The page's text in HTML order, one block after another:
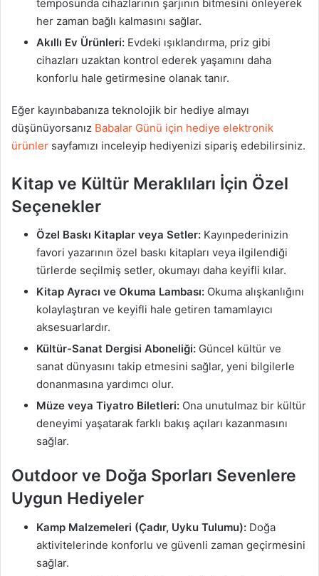
temposunda cihazlarının şarjının bitmesini önleyerek
her zaman bağlı kalmasını sağlar.
Akıllı Ev Ürünleri: Evdeki ışıklandırma, priz gibi
cihazları uzaktan kontrol ederek yaşamını daha
konforlu hale getirmesine olanak tanır.
Eğer kayınbabanıza teknolojik bir hediye almayı
düşünüyorsanız Babalar Günü için hediye elektronik
ürünler sayfamızı inceleyip hediyenizi sipariş edebilirsiniz.
Kitap ve Kültür Meraklıları İçin Özel
Seçenekler
Özel Baskı Kitaplar veya Setler: Kayınpederinizin
favori yazarının özel baskı kitapları veya ilgilendiği
türlerde seçilmiş setler, okumayı daha keyifli kılar.
Kitap Ayracı ve Okuma Lambası: Okuma alışkanlığını
kolaylaştıran ve keyifli hale getiren tamamlayıcı
aksesuarlardır.
Kültür-Sanat Dergisi Aboneliği: Güncel kültür ve
sanat dünyasını takip etmesini sağlar, yeni bilgilerle
donanmasına yardımcı olur.
Müze veya Tiyatro Biletleri: Ona unutulmaz bir kültür
deneyimi yaşatarak farklı bakış açıları kazanmasını
sağlar.
Outdoor ve Doğa Sporları Sevenlere
Uygun Hediyeler
Kamp Malzemeleri (Çadır, Uyku Tulumu): Doğa
aktivitelerinde konforlu ve güvenli zaman geçirmesini
sağlar.